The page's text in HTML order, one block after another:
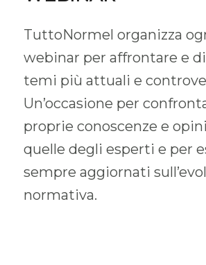
TuttoNormel organizza
webinar per affrontare e
temi più attuali e
Un’occasione per
proprie conoscenze e
quelle degli esperti e per
sempre aggiornati
normativa.